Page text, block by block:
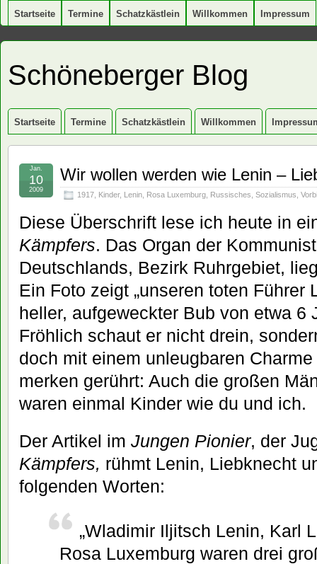
Startseite Termine Schatzkästlein Willkommen Impressum
Schöneberger Blog
Startseite Termine Schatzkästlein Willkommen
Wir wollen werden wie Lenin –
1917 Kinder, Lenin Rosa Luxemburg Russisches Sozialismus
Jan.
10
2009
Diese Überschrift lese ich heute in
Kämpfers. Das Organ der
Deutschlands, Bezirk Ruhrgebiet,
Ein Foto zeigt „unseren toten Führer
heller, aufgeweckter Bub von etwa 6
Fröhlich schaut er nicht drein,
doch mit einem unleugbaren
merken gerührt: Auch die großen
waren einmal Kinder wie du und ich.
Der Artikel im Jungen Pionier, der
Kämpfers, rühmt Lenin, Liebknecht
folgenden Worten:
„Wladimir Iljitsch Lenin, Karl
Rosa Luxemburg waren drei